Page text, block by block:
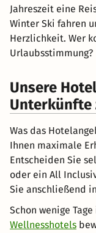
Jahreszeit eine
Winter Ski fahren
Herzlichkeit. Wer
Urlaubsstimmung?
Unsere
Unterkünfte
Was das
Ihnen maximale
Entscheiden Sie
oder ein All
Sie anschließend
Schon wenige
Wellnesshotels